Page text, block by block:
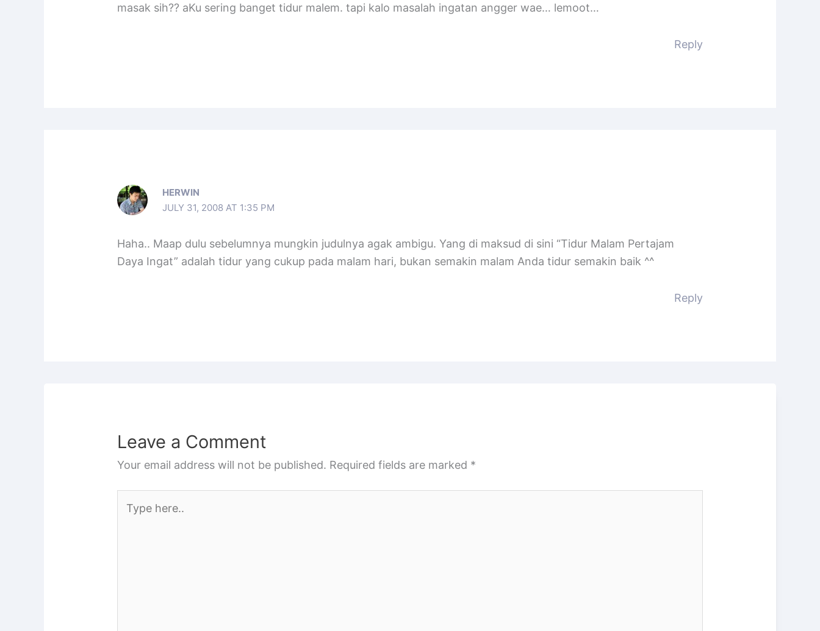
masak sih?? aKu sering banget tidur malem. tapi kalo masalah ingatan angger wae… lemoot…
Reply
HERWIN
JULY 31, 2008 AT 1:35 PM
Haha.. Maap dulu sebelumnya mungkin judulnya agak ambigu. Yang di maksud di sini “Tidur Malam Pertajam
Daya Ingat” adalah tidur yang cukup pada malam hari, bukan semakin malam Anda tidur semakin baik ^^
Reply
Leave a Comment
Your email address will not be published. Required fields are marked *
here..